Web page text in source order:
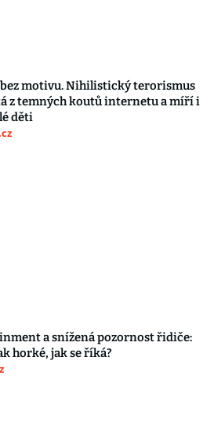
motivu. Nihilistický terorismus
z temných koutů internetu a míří i
děti
a snížená pozornost řidiče:
horké, jak se říká?